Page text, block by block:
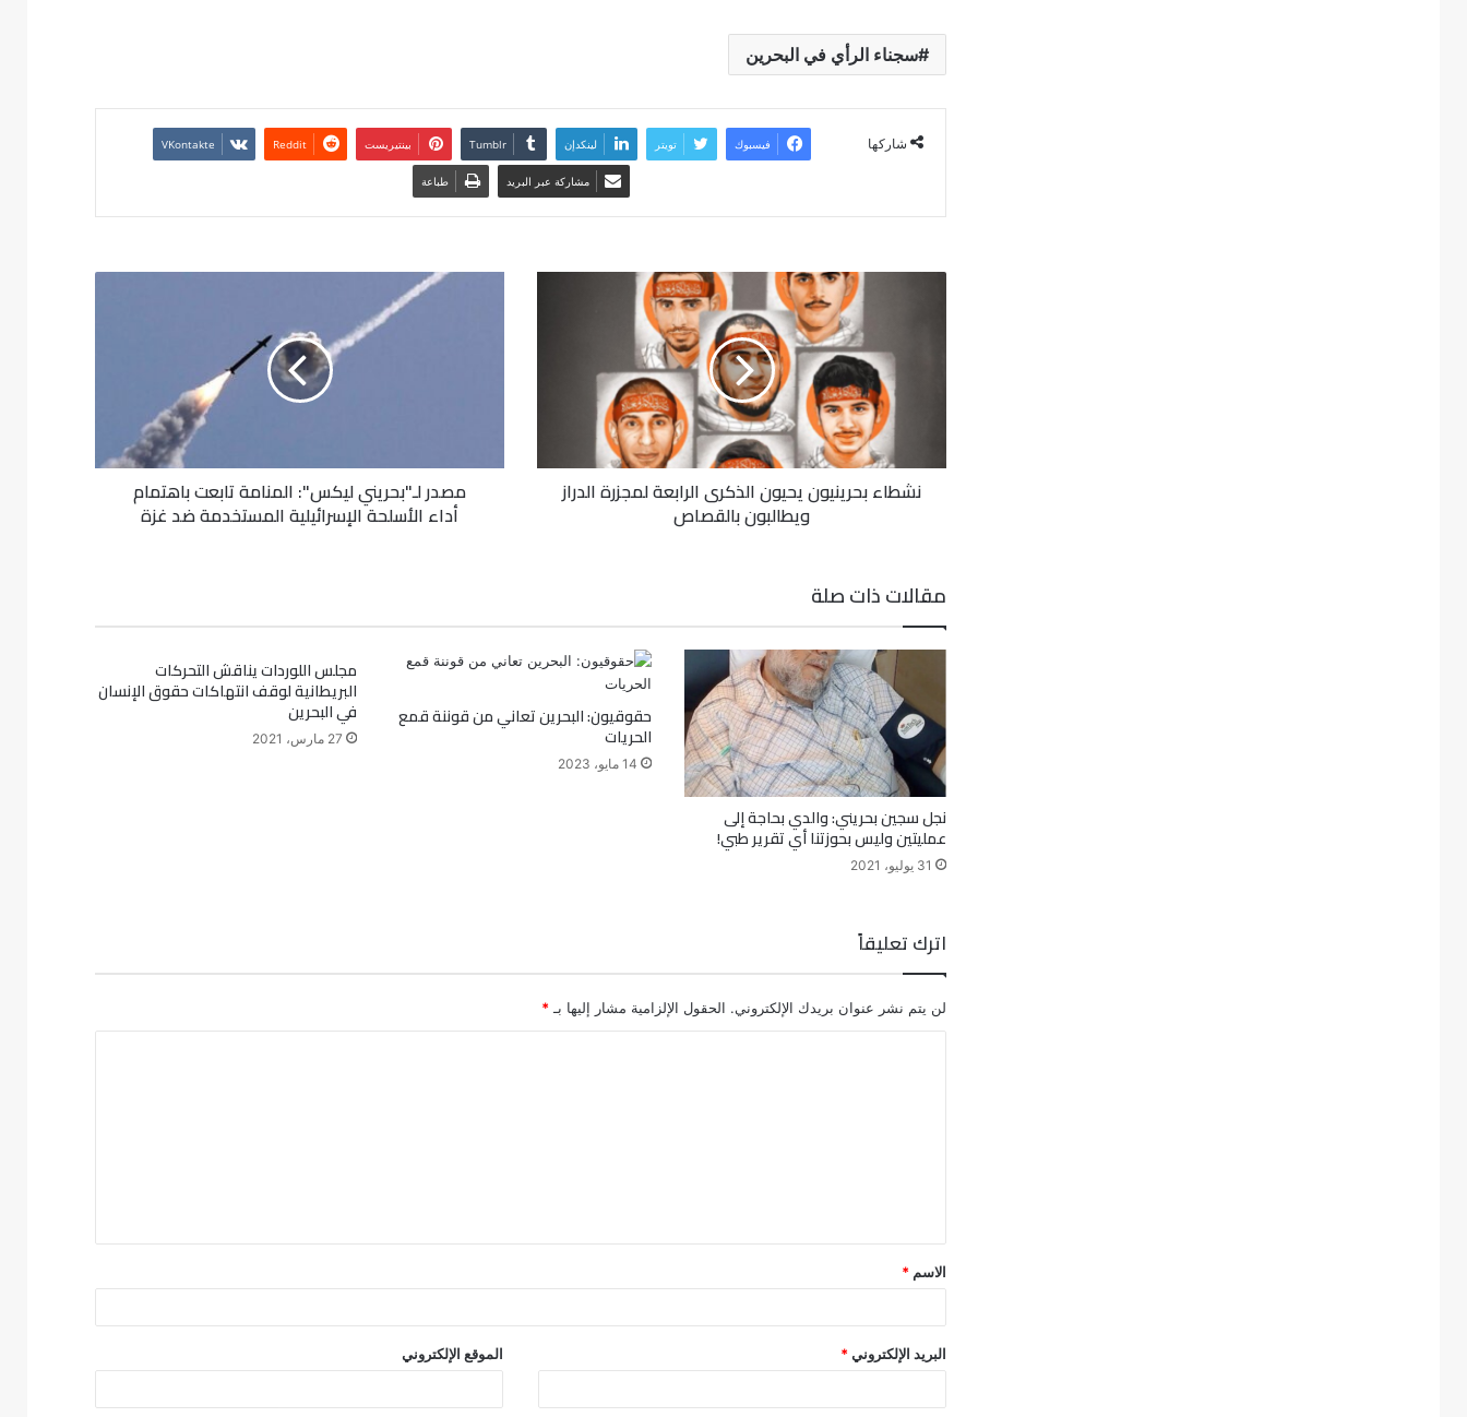
سجناء الرأي في البحرين
شاركها فيسبوك تويتر لينكدإن بينتيريست
مشاركة عبر البريد طباعة
نشطاء بحرينيون يحيون الذكرى الرابعة لمجزرة الدراز
ويطالبون بالقصاص
مصدر لـ"بحريني ليكس": المنامة تابعت باهتمام
أداء الأسلحة الإسرائيلية المستخدمة ضد غزة
مقالات ذات صلة
نجل سجين بحريني: والدي بحاجة إلى
عمليتين وليس بحوزتنا أي تقرير طبي!
31 يوليو، 2021
حقوقيون: البحرين تعاني من قوننة قمع
الحريات
14 مايو، 2023
مجلس اللوردات يناقش التحركات
البريطانية لوقف انتهاكات حقوق الإنسان
في البحرين
27 مارس، 2021
اترك تعليقاً
لن يتم نشر عنوان بريدك الإلكتروني. الحقول الإلزامية مشار إليها بـ *
ق
*
الاسم *
البريد الإلكتروني * الموقع الإلكتروني